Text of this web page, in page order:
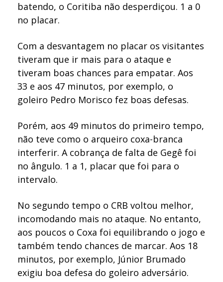
batendo, o Coritiba não desperdiçou. 1 a 0
no placar.
Com a desvantagem no placar os visitantes
tiveram que ir mais para o ataque e
tiveram boas chances para empatar. Aos
33 e aos 47 minutos, por exemplo, o
goleiro Pedro Morisco fez boas defesas.
Porém, aos 49 minutos do primeiro tempo,
não teve como o arqueiro coxa-branca
interferir. A cobrança de falta de Gegê foi
no ângulo. 1 a 1, placar que foi para o
intervalo.
No segundo tempo o CRB voltou melhor,
incomodando mais no ataque. No entanto,
aos poucos o Coxa foi equilibrando o jogo e
também tendo chances de marcar. Aos 18
minutos, por exemplo, Júnior Brumado
exigiu boa defesa do goleiro adversário.